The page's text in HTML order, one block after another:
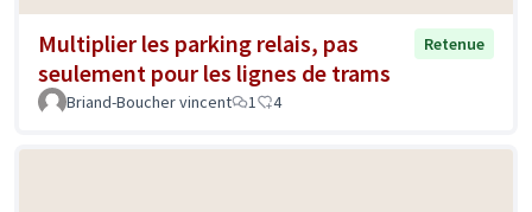
Multiplier les parking relais, pas
seulement pour les lignes de trams
Retenue
Briand-Boucher vincent 1 4